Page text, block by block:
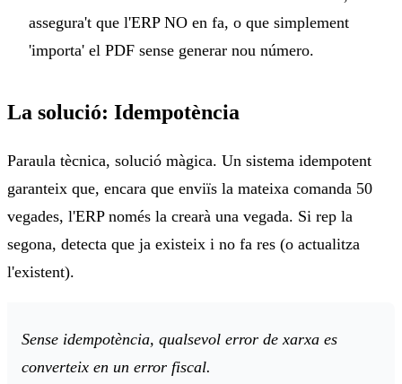
assegura't que l'ERP NO en fa, o que simplement
'importa' el PDF sense generar nou número.
La solució: Idempotència
Paraula tècnica, solució màgica. Un sistema idempotent
garanteix que, encara que enviïs la mateixa comanda 50
vegades, l'ERP només la crearà una vegada. Si rep la
segona, detecta que ja existeix i no fa res (o actualitza
l'existent).
Sense idempotència, qualsevol error de xarxa es
converteix en un error fiscal.